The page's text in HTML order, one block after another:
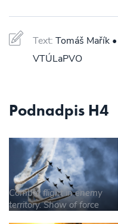
Text: Tomáš Mařík •
VTÚLaPVO
Podnadpis H4
Combat flight in enemy
territory. Show of force